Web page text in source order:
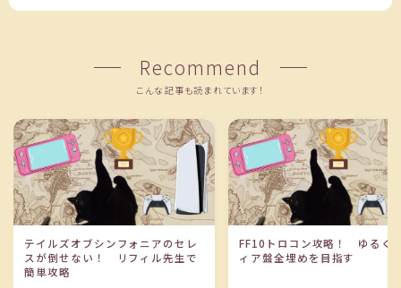
Recommend
こんな記事も読まれています！
テイルズオブシンフォニアのセレ
スが倒せない！ リフィル先生で
簡単攻略
FF10トロコン攻略！ ゆるく
ィア盤全埋めを目指す